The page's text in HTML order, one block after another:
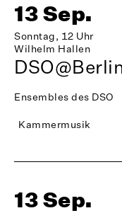
13 Sep.
Sonntag, 12 Uhr
Wilhelm Hallen
Ensembles des DSO
Kammermusik
13 Sep.